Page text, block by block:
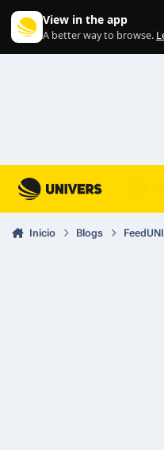
View in the app
A better way to browse.
Inicio Blogs